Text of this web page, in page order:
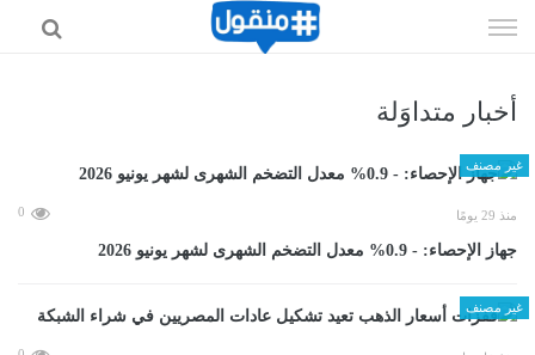
الى
أخبار متداوَلة
غير مصنف
منذ 29 يومًا 0
جهاز الإحصاء: - 0.9% معدل التضخم الشهرى لشهر يونيو 2026
غير مصنف